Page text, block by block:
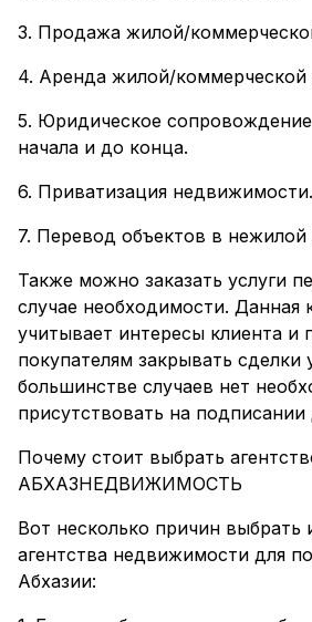
3. Продажа жилой/
4. Аренда жилой/
5. Юридическое
начала и до конца.
6. Приватизация недвижимости.
7. Перевод объектов в
Также можно заказать услуги
случае необходимости. Данная
учитывает интересы клиента и
покупателям закрывать сделки
большинстве случаев нет
присутствовать на подписании
Почему стоит выбрать
АБХАЗНЕДВИЖИМОСТЬ
Вот несколько причин выбрать
агентства недвижимости для
Абхазии: